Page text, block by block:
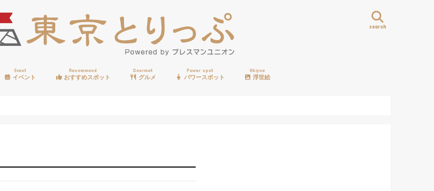
search
Event
イベント
Recommend
おすすめスポット
Gourmet
グルメ
Power spot
パワースポット
Ukiyoe
浮世絵